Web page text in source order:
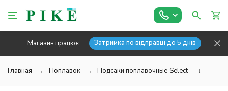
Магазин працює Затримка по відправці до 5 днів
Главная Поплавок Подсаки поплавочные Select ↓